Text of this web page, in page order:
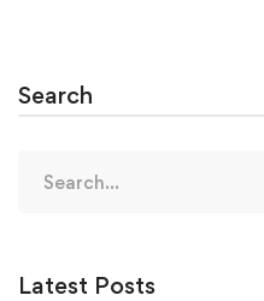
Search
for:
Latest Posts